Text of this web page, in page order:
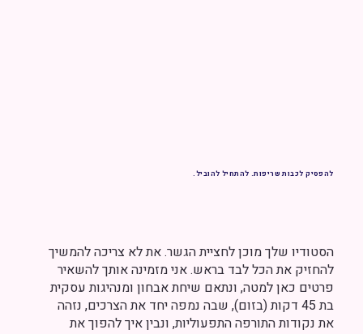
להפסיק לכבות שריפות. להתחיל להוביל.
הסטודיו שלך מוכן לחציית הגשר. את לא צריכה להמשיך
להחזיק את הכל לבד בראש. אני מזמינה אותך להשאיר
פרטים כאן למטה, ונתאם שיחת אבחון ומנהיגות עסקית
בת 45 דקות (בזום), שבה נמפה יחד את הצרכים, נזהה
את נקודות התורפה התפעוליות, ונבין איך להפוך את